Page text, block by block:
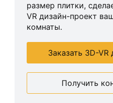
размер плитки,
VR дизайн-проект
комнаты.
Заказать 3D-
Получить